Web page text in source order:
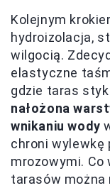
Kolejnym
hydroizolacja,
wilgocią.
elastyczne
gdzie taras
nałożona
wnikaniu wody
chroni wylewkę
mrozowymi. Co
tarasów